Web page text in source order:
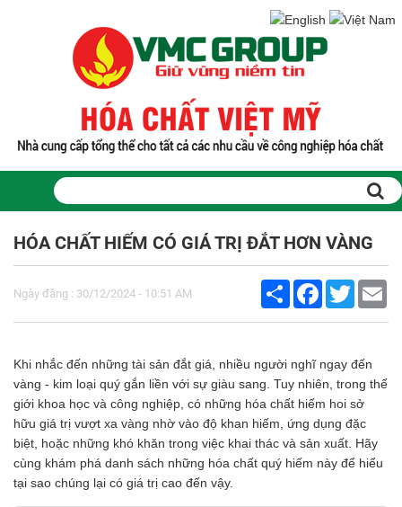
Sản phẩm
Màu thực phẩm
Hương liệu thực phẩm
Chất phụ gia oxy hóa giữ màu
Chất phụ gia nhũ hóa làm dày
Chất phụ gia chống đông vón
Chất phụ gia tạo cấu trúc
Chất phụ gia bảo quản
Chất phụ gia nem giò chả
Chất phụ gia bún mì phở
HÓA CHẤT HIẾM CÓ GIÁ TRỊ ĐẮT HƠN VÀNG
Ngày đăng : 30/12/2024 - 10:51 AM
Share FacebookTwitter
Khi nhắc đến những tài sản đắt giá, nhiều người nghĩ ngay đến
vàng - kim loại quý gắn liền với sự giàu sang. Tuy nhiên, trong thế
giới khoa học và công nghiệp, có những hóa chất hiếm hoi sở
hữu giá trị vượt xa vàng nhờ vào độ khan hiếm, ứng dụng đặc
biệt, hoặc những khó khăn trong việc khai thác và sản xuất. Hãy
cùng khám phá danh sách những hóa chất quý hiếm này để hiểu
tại sao chúng lại có giá trị cao đến vậy.